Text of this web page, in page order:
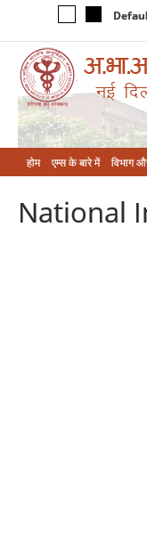
होम एम्‍स के बारे में विभाग
National